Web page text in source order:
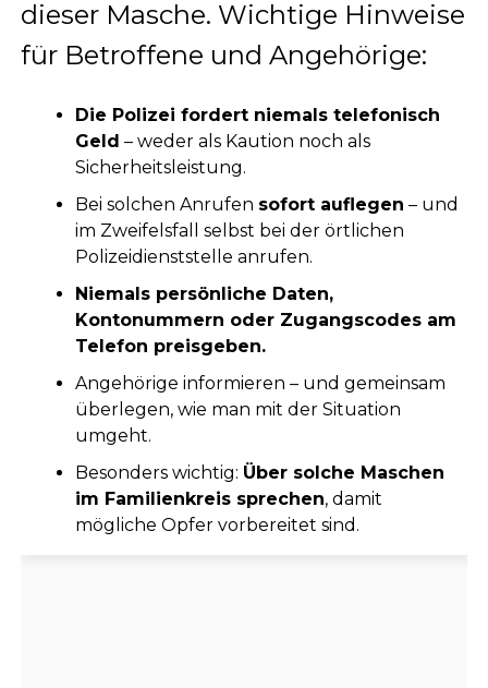
dieser Masche. Wichtige Hinweise
für Betroffene und Angehörige:
Die Polizei fordert niemals telefonisch
Geld – weder als Kaution noch als
Sicherheitsleistung.
Bei solchen Anrufen sofort auflegen – und
im Zweifelsfall selbst bei der örtlichen
Polizeidienststelle anrufen.
Niemals persönliche Daten,
Kontonummern oder Zugangscodes am
Telefon preisgeben.
Angehörige informieren – und gemeinsam
überlegen, wie man mit der Situation
umgeht.
Besonders wichtig: Über solche Maschen
im Familienkreis sprechen, damit
mögliche Opfer vorbereitet sind.